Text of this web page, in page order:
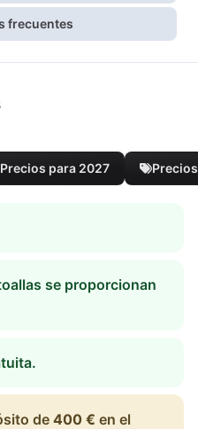
frecuentes
Precios para 2027
se proporcionan
de 400 € en el